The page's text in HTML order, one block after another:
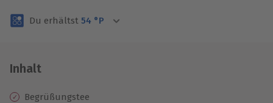
Du erhältst 54 °P
Inhalt
Begrüßungstee